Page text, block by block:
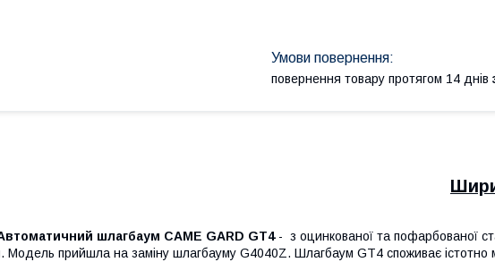
повернення товару протягом 14 днів
шлагбаум CAME GARD GT4 - з оцинкованої та пофарбованої
Модель прийшла на заміну шлагбауму G4040Z. Шлагбаум GT4 споживає істотно